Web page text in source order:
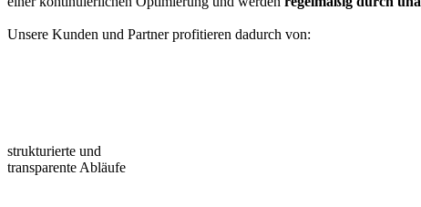
Unsere Kunden und Partner profitieren dadurch von:
strukturierte und
transparente Abläufe